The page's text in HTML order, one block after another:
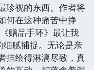
珍视的东西。作者将
何在这种痛苦中挣
赠品手环》最让我
细腻捕捉。无论是亲
描绘得淋漓尽致，真